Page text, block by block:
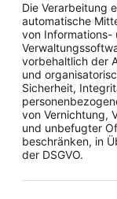
Die Verarbeitung
automatische
von Informations-
vorbehaltlich der
und
Sicherheit,
von Vernichtung,
und unbefugter
beschränken, in
der DSGVO.